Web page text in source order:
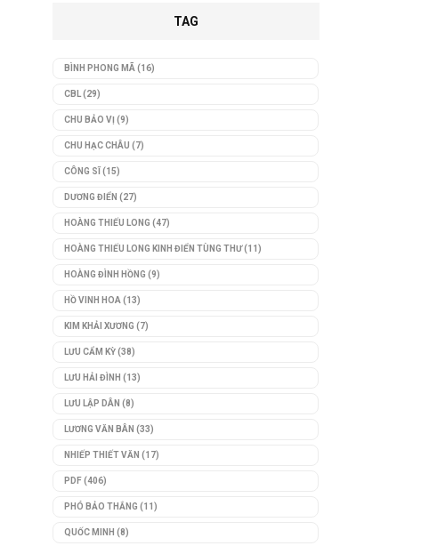
TAG
BÌNH PHONG MÃ (16)
CBL(29)
CHU BẢO VỊ (9)
CHU HẠC CHÂU (7)
CÔNG SĨ (15)
DƯƠNG ĐIỂN (27)
HOÀNG THIẾU LONG (47)
HOÀNG THIẾU LONG KINH ĐIỂN TÙNG THƯ(11)
HOÀNG ĐÌNH HỒNG (9)
HỒ VINH HOA (13)
KIM KHẢI XƯƠNG (7)
LƯU CẨM KỲ(38)
LƯU HẢI ĐÌNH (13)
LƯU LẬP DÂN (8)
LƯƠNG VĂN BÂN (33)
NHIẾP THIẾT VĂN (17)
PDF(406)
PHÓ BẢO THẮNG (11)
QUỐC MINH (8)